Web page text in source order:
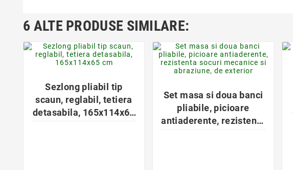
6 ALTE PRODUSE SIMILARE:
favorite_border
Sezlong pliabil tip
scaun, reglabil, tetiera
detasabila, 165x114x65
favorite_border
Set masa si doua banci
pliabile, picioare
antiaderente, rezistenta